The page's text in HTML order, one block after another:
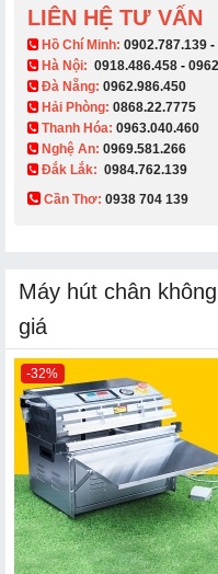
LIÊN HỆ TƯ VẤN
​ Hồ Chí Minh: 0902.787.139 -
Hà Nội: 0918.486.458 -
Đà Nẵng: 0962.986.450
Hải Phòng: 0868.22.7775
Thanh Hóa: 0963.040.460
Nghệ An: 0969.581.266
Đắk Lắk: 0984.762.139
Cần Thơ: 0938 704 139​
Máy hút chân
giá
-32%